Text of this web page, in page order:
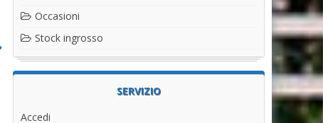
Occasioni
Stock ingrosso
SERVIZIO
Accedi